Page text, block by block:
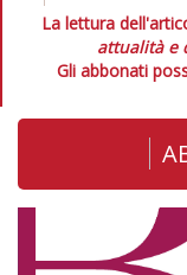
La lettura
attualità e
Gli abbonati